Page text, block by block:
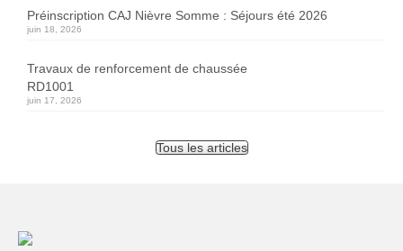
Préinscription CAJ Nièvre Somme : Séjours été 2026
juin 18, 2026
Travaux de renforcement de chaussée
RD1001
juin 17, 2026
Tous les articles